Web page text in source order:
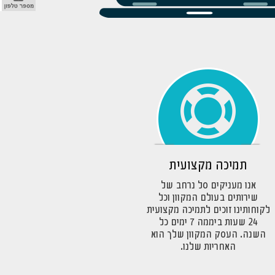
תמיכה מקצועית
אנו מעניקים סל נרחב של
שירותים בעולם המקוון וכל
לקוחותינו זוכים לתמיכה מקצועית
24 שעות ביממה 7 ימים כל
השנה. העסק המקוון שלך הוא
האחריות שלנו.